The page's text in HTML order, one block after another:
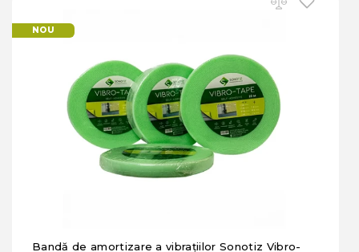
NOU
Bandă de amortizare a vibrațiilor Sonotiz Vibro-